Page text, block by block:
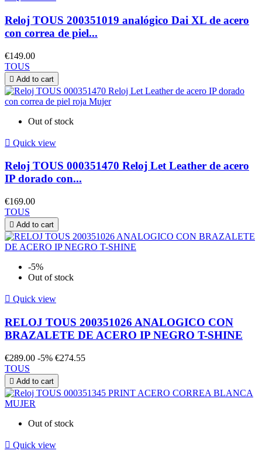
Reloj TOUS 200351019 analógico Dai XL de acero
con correa de piel...
€149.00
TOUS
 Add to cart
Out of stock
 Quick view
Reloj TOUS 000351470 Reloj Let Leather de acero
IP dorado con...
€169.00
TOUS
 Add to cart
-5%
Out of stock
 Quick view
RELOJ TOUS 200351026 ANALOGICO CON
BRAZALETE DE ACERO IP NEGRO T-SHINE
€289.00 -5% €274.55
TOUS
 Add to cart
Out of stock
 Quick view